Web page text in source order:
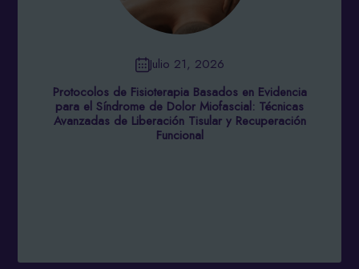
Julio 21, 2026
Protocolos de Fisioterapia Basados en Evidencia
para el Síndrome de Dolor Miofascial: Técnicas
Avanzadas de Liberación Tisular y Recuperación
Funcional